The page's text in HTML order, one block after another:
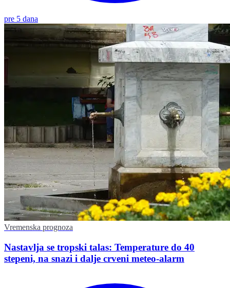
pre 5 dana
Vremenska prognoza
Nastavlja se tropski talas: Temperature do 40
stepeni, na snazi i dalje crveni meteo-alarm